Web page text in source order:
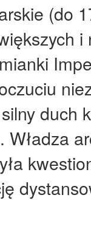
(do
duch
Władza